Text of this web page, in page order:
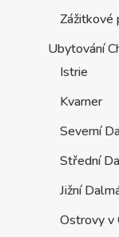
Zážitkové
Ubytování
Istrie
Kvarner
Severní
Střední
Jižní
Ostrovy v